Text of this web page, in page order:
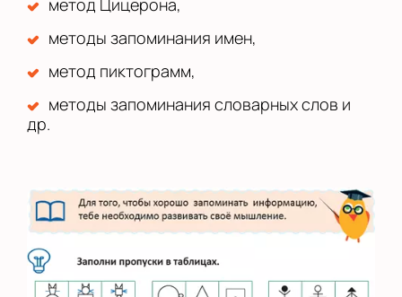
метод Цицерона,
методы запоминания имен,
метод пиктограмм,
методы запоминания словарных слов и
др.